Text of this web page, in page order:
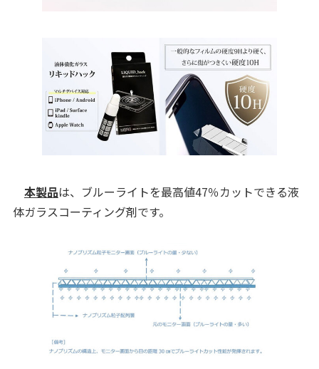
本製品は、ブルーライトを最高値47％カットできる液
体ガラスコーティング剤です。